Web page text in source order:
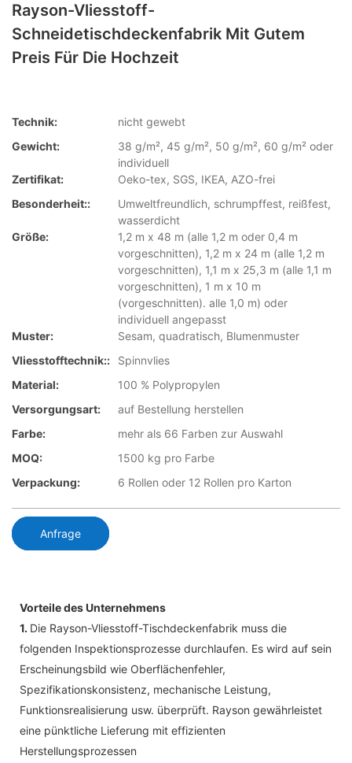
Rayson-Vliesstoff-
Schneidetischdeckenfabrik Mit Gutem
Preis Für Die Hochzeit
Technik:
nicht gewebt
Gewicht:
38 g/m², 45 g/m², 50 g/m², 60 g/m² oder
individuell
Zertifikat:
Oeko-tex, SGS, IKEA, AZO-frei
Besonderheit::
Umweltfreundlich, schrumpffest, reißfest,
wasserdicht
Größe:
1,2 m x 48 m (alle 1,2 m oder 0,4 m
vorgeschnitten), 1,2 m x 24 m (alle 1,2 m
vorgeschnitten), 1,1 m x 25,3 m (alle 1,1 m
vorgeschnitten), 1 m x 10 m
(vorgeschnitten). alle 1,0 m) oder
individuell angepasst
Muster:
Sesam, quadratisch, Blumenmuster
Vliesstofftechnik::
Spinnvlies
Material:
100 % Polypropylen
Versorgungsart:
auf Bestellung herstellen
Farbe:
mehr als 66 Farben zur Auswahl
MOQ:
1500 kg pro Farbe
Verpackung:
6 Rollen oder 12 Rollen pro Karton
Anfrage
Vorteile des Unternehmens
1. Die Rayson-Vliesstoff-Tischdeckenfabrik muss die
folgenden Inspektionsprozesse durchlaufen. Es wird auf sein
Erscheinungsbild wie Oberflächenfehler,
Spezifikationskonsistenz, mechanische Leistung,
Funktionsrealisierung usw. überprüft. Rayson gewährleistet
eine pünktliche Lieferung mit effizienten
Herstellungsprozessen